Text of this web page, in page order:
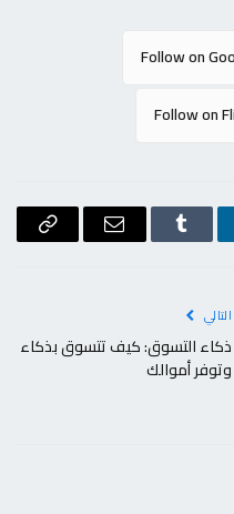
Follow on
Follow on
Tumblr البريد
Copy
التالي
ذكاء التسوق: كيف تتسوق بذكاء
وتوفر أموالك